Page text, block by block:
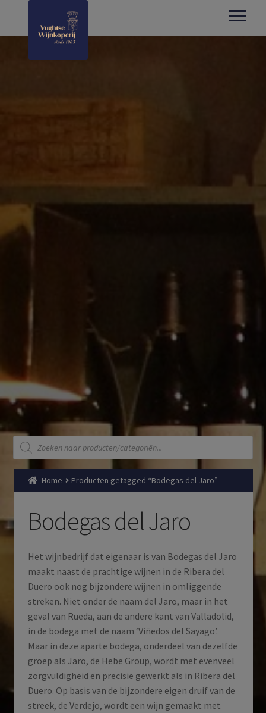
Producten
zoeken
Home Producten getagged “Bodegas del Jaro”
Bodegas del Jaro
Het wijnbedrijf dat eigenaar is van Bodegas del Jaro
maakt naast de prachtige wijnen in de Ribera del
Duero ook nog bijzondere wijnen in omliggende
streken. Niet onder de naam del Jaro, maar in het
geval van Rueda, aan de andere kant van Valladolid,
in de bodega met de naam ‘Viñedos del Sayago’.
Maar in deze aparte bodega, onderdeel van dezelfde
groep als Jaro, de Hebe Group, wordt met evenveel
zorgvuldigheid en precisie gewerkt als in Ribera del
Duero. Op basis van de bijzondere eigen druif van de
streek, de Verdejo, wordt een wijn gemaakt met